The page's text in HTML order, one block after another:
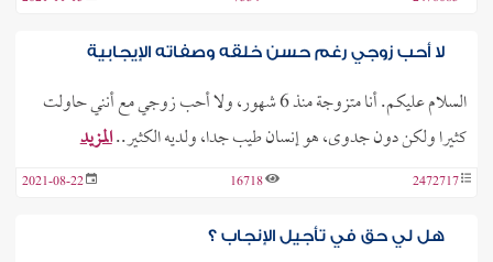
لا أحب زوجي رغم حسن خلقه وصفاته الإيجابية
السلام عليكم. أنا متزوجة منذ 6 شهور، ولا أحب زوجي مع أنني حاولت
كثيرا ولكن دون جدوى، هو إنسان طيب جدا، ولديه الكثير..المزيد
2472717
16718
2021-08-22
هل لي حق في تأجيل الإنجاب ؟